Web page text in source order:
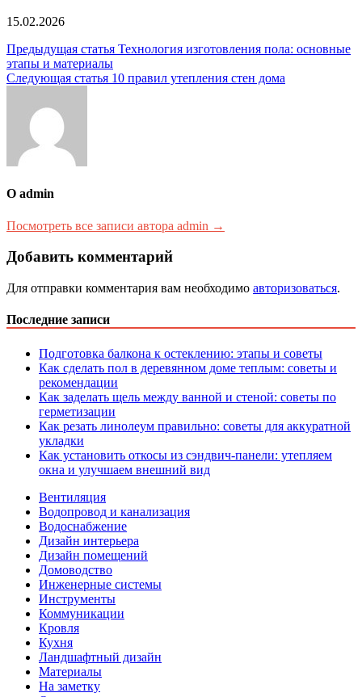
15.02.2026
Навигация
по
Предыдущая статья Технология изготовления пола: основные
этапы и материалы
Следующая статья 10 правил утепления стен дома
О admin
Посмотреть все записи автора admin →
Добавить комментарий
Для отправки комментария вам необходимо авторизоваться.
Последние записи
Подготовка балкона к остеклению: этапы и советы
Как сделать пол в деревянном доме теплым: советы и
рекомендации
Как заделать щель между ванной и стеной: советы по
герметизации
Как резать линолеум правильно: советы для аккуратной
укладки
Как установить откосы из сэндвич-панели: утепляем
окна и улучшаем внешний вид
Вентиляция
Водопровод и канализация
Водоснабжение
Дизайн интерьера
Дизайн помещений
Домоводство
Инженерные системы
Инструменты
Коммуникации
Кровля
Кухня
Ландшафтный дизайн
Материалы
На заметку